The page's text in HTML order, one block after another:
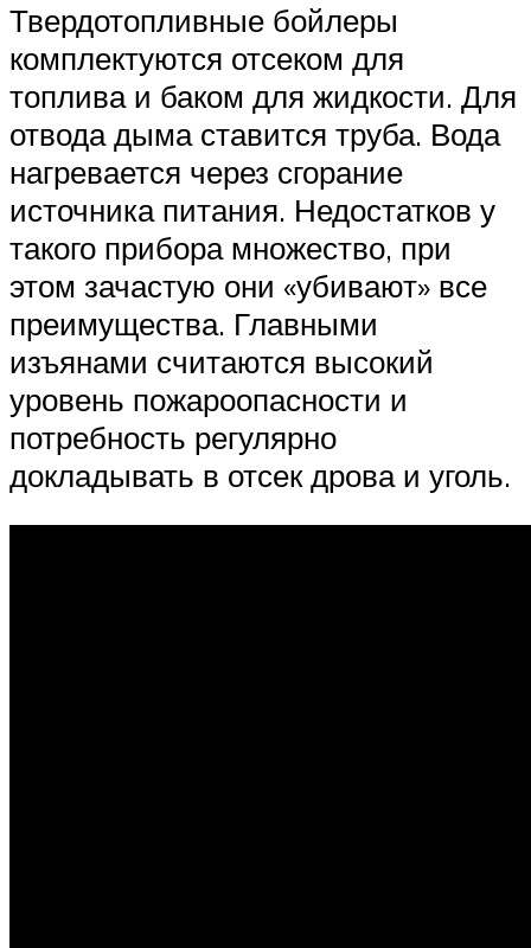
Твердотопливные бойлеры
комплектуются отсеком для
топлива и баком для жидкости. Для
отвода дыма ставится труба. Вода
нагревается через сгорание
источника питания. Недостатков у
такого прибора множество, при
этом зачастую они «убивают» все
преимущества. Главными
изъянами считаются высокий
уровень пожароопасности и
потребность регулярно
докладывать в отсек дрова и уголь.